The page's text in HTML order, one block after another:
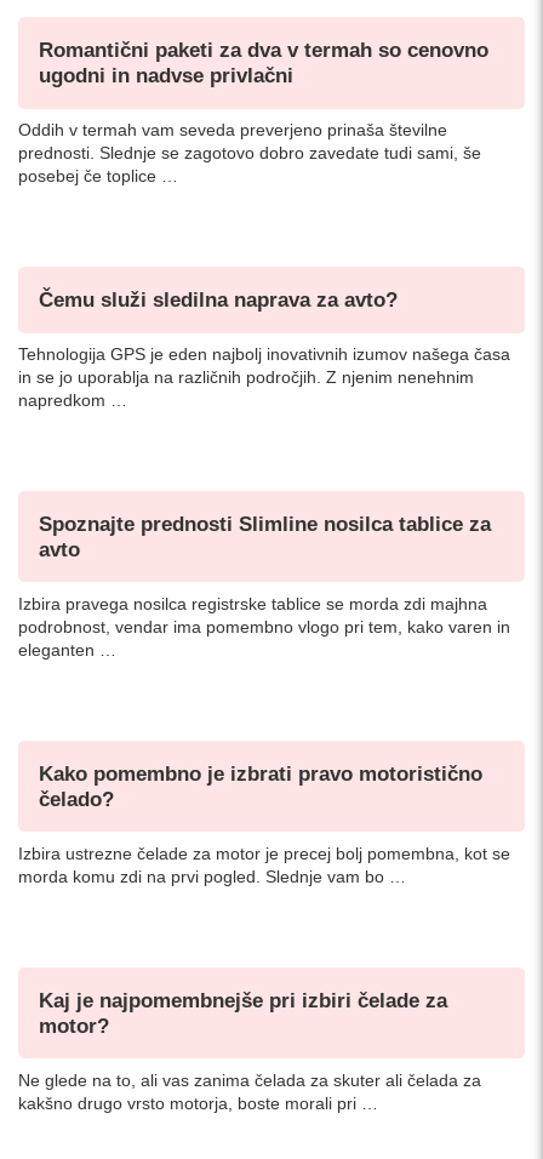
Romantični paketi za dva v termah so cenovno
ugodni in nadvse privlačni
Oddih v termah vam seveda preverjeno prinaša številne
prednosti. Slednje se zagotovo dobro zavedate tudi sami, še
posebej če toplice …
Čemu služi sledilna naprava za avto?
Tehnologija GPS je eden najbolj inovativnih izumov našega časa
in se jo uporablja na različnih področjih. Z njenim nenehnim
napredkom …
Spoznajte prednosti Slimline nosilca tablice za
avto
Izbira pravega nosilca registrske tablice se morda zdi majhna
podrobnost, vendar ima pomembno vlogo pri tem, kako varen in
eleganten …
Kako pomembno je izbrati pravo motoristično
čelado?
Izbira ustrezne čelade za motor je precej bolj pomembna, kot se
morda komu zdi na prvi pogled. Slednje vam bo …
Kaj je najpomembnejše pri izbiri čelade za
motor?
Ne glede na to, ali vas zanima čelada za skuter ali čelada za
kakšno drugo vrsto motorja, boste morali pri …